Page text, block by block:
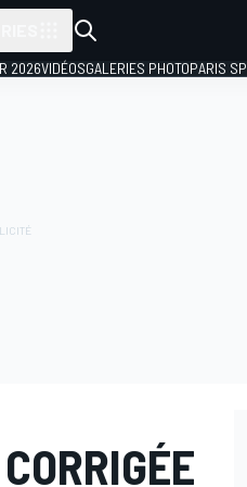
2026VIDÉOSGALERIES PHOTOPARIS